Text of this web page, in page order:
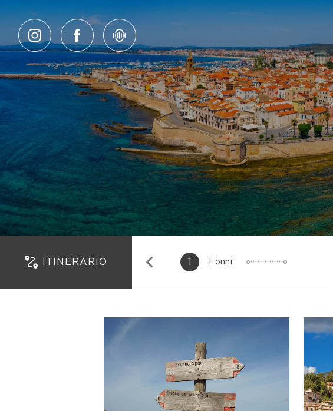
Salta al contenuto
ITINERARIO 1 Fonni